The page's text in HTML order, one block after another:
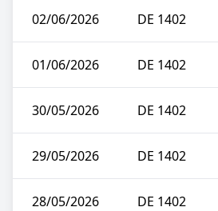
02/06/2026 DE 1402
01/06/2026 DE 1402
30/05/2026 DE 1402
29/05/2026 DE 1402
28/05/2026 DE 1402